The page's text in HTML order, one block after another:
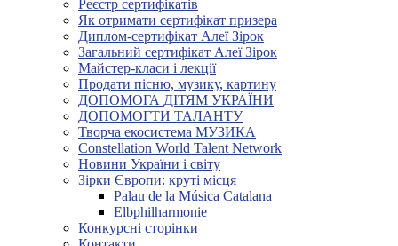
Реєстр сертифікатів
Як отримати сертифікат призера
Диплом-сертифікат Алеї Зірок
Загальний сертифікат Алеї Зірок
Майстер-класи і лекції
Продати пісню, музику, картину
ДОПОМОГА ДІТЯМ УКРАЇНИ
ДОПОМОГТИ ТАЛАНТУ
Творча екосистема МУЗИКА
Constellation World Talent Network
Новини України і світу
Зірки Європи: круті місця
Palau de la Música Catalana
Elbphilharmonie
Конкурсні сторінки